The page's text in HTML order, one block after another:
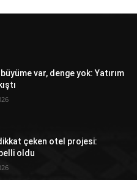
var, denge yok: Yatırım
çeken otel projesi:
oldu